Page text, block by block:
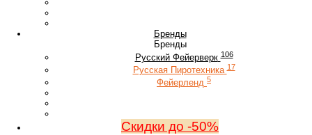
Бренды
Бренды
Русский Фейерверк 106
Русская Пиротехника 17
Фейерленд 5
Скидки до -50%